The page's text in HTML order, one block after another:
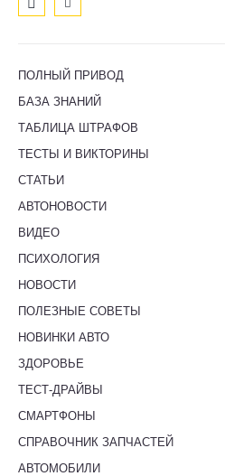
ПОЛНЫЙ ПРИВОД
БАЗА ЗНАНИЙ
ТАБЛИЦА ШТРАФОВ
ТЕСТЫ И ВИКТОРИНЫ
СТАТЬИ
АВТОНОВОСТИ
ВИДЕО
ПСИХОЛОГИЯ
НОВОСТИ
ПОЛЕЗНЫЕ СОВЕТЫ
НОВИНКИ АВТО
ЗДОРОВЬЕ
ТЕСТ-ДРАЙВЫ
СМАРТФОНЫ
СПРАВОЧНИК ЗАПЧАСТЕЙ
АВТОМОБИЛИ